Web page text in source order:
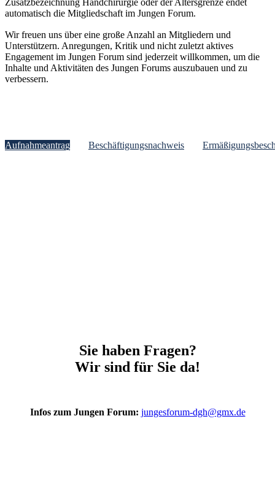
automatisch die Mitgliedschaft im Jungen Forum.
Wir freuen uns über eine große Anzahl an Mitgliedern und
Unterstützern. Anregungen, Kritik und nicht zuletzt aktives
Engagement im Jungen Forum sind jederzeit willkommen, um die
Inhalte und Aktivitäten des Jungen Forums auszubauen und zu
verbessern.
Aufnahmeantrag Beschäftigungsnachweis
Sie haben Fragen?
Wir sind für Sie da!
Infos zum Jungen Forum: jungesforum-dgh@gmx.de